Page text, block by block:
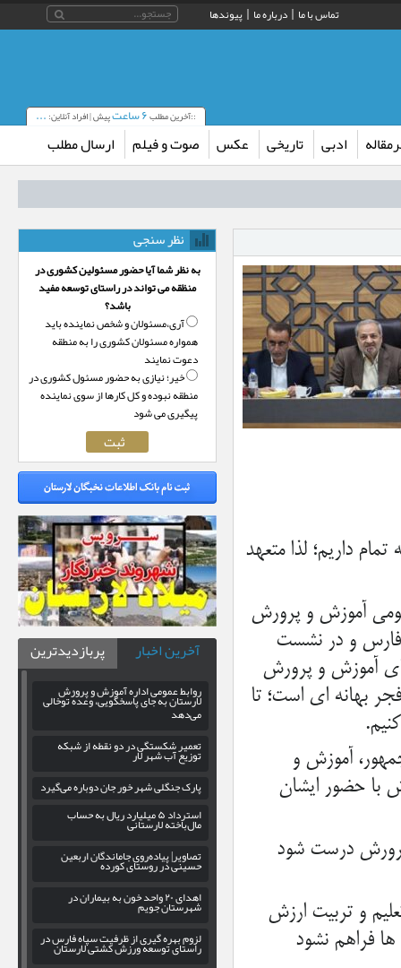
تماس با ما درباره ما پیوندها
::آخرین مطلب۶ ساعت پیش | افراد آنلاین:...
ادبی تاریخی عکس صوت و فیلم ارسال مطلب
۳۰ باب مدرسه نیمه تمام داریم؛ لذا متعهد
آموزش و پرورش
فارس و در نشست
آموزش و پرورش
بهانه ای است؛ تا
آموزش و
و پرورش با حضور ایشان
درست شود
و تربیت ارزش
فراهم نشود
نظر سنجی
به نظر شما آیا حضور مسئولین کشوری در
منظقه می تواند در راستای توسعه مفید
باشد؟
آری،‌مسئولان و شخص نماینده باید
همواره مسئولان کشوری را به منطقه
دعوت نمایند
خیر؛‌ نیازی به حضور مسئول کشوری در
منطقه نبوده و کل کارها از سوی نماینده
پیگیری می شود
آخرین اخبار پربازدیدترین
روابط عمومی اداره آموزش و پرورش
لارستان به جای پاسخگویی، وعدهٔ توخالی
می‌دهد
تعمیر شکستگی در دو نقطه از شبکه
توزیع آب شهر لار
پارک جنگلی شهر خور جان دوباره می‌گیرد
استرداد ۵ میلیارد ریال به حسابمال‌باخته لارستانی
تصاویر| پیاده‌روی جاماندگان اربعین
حسینی در روستای کورده
اهدای ۲۰ واحد خون به بیماران درشهرستان جویم
لزوم بهره‌ گیری از ظرفیت سپاه فارس در
راستای توسعه ورزش کشتی لارستان